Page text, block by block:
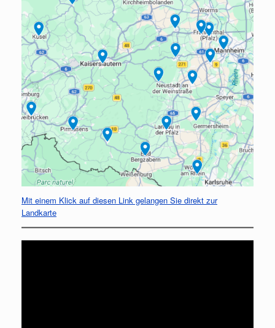
Mit einem Klick auf diesen Link gelangen Sie direkt zur
Landkarte